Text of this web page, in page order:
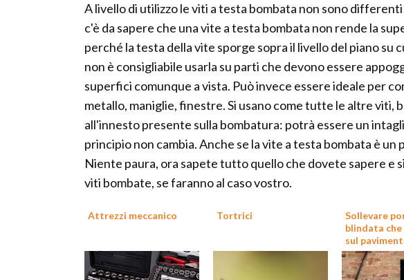
A livello di utilizzo le viti a testa bombata non sono
c'è da sapere che una vite a testa bombata non rende la
perché la testa della vite sporge sopra il livello del piano su
non è consigliabile usarla su parti che devono essere
superfici comunque a vista. Può invece essere ideale per
metallo, maniglie, finestre. Si usano come tutte le altre viti,
all'innesto presente sulla bombatura: potrà essere un
principio non cambia. Anche se la vite a testa bombata è
Niente paura, ora sapete tutto quello che dovete sapere e
viti bombate, se faranno al caso vostro.
Attrezzi meccanico Tortrici
Sollevare
blindata
sul